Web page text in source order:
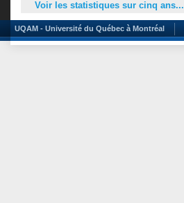
Voir les statistiques sur cinq ans...
UQAM - Université du Québec à Montréal